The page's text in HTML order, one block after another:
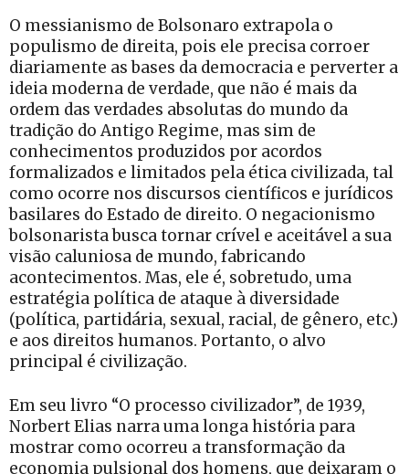
O messianismo de Bolsonaro extrapola o
populismo de direita, pois ele precisa corroer
diariamente as bases da democracia e perverter a
ideia moderna de verdade, que não é mais da
ordem das verdades absolutas do mundo da
tradição do Antigo Regime, mas sim de
conhecimentos produzidos por acordos
formalizados e limitados pela ética civilizada, tal
como ocorre nos discursos científicos e jurídicos
basilares do Estado de direito. O negacionismo
bolsonarista busca tornar crível e aceitável a sua
visão caluniosa de mundo, fabricando
acontecimentos. Mas, ele é, sobretudo, uma
estratégia política de ataque à diversidade
(política, partidária, sexual, racial, de gênero, etc.)
e aos direitos humanos. Portanto, o alvo
principal é civilização.
Em seu livro “O processo civilizador”, de 1939,
Norbert Elias narra uma longa história para
mostrar como ocorreu a transformação da
economia pulsional dos homens, que deixaram o